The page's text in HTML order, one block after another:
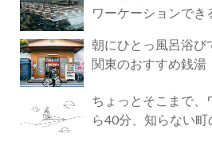
ワーケーションでき
朝にひとっ風呂浴び
関東のおすすめ銭湯
ちょっとそこまで、
ら40分、知らない町